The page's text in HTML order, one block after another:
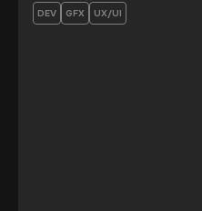
DEV GFX UX/UI